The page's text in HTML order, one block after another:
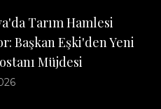
Tarım Hamlesi
Başkan Eşki'den Yeni
Müjdesi